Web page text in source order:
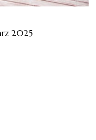
2025